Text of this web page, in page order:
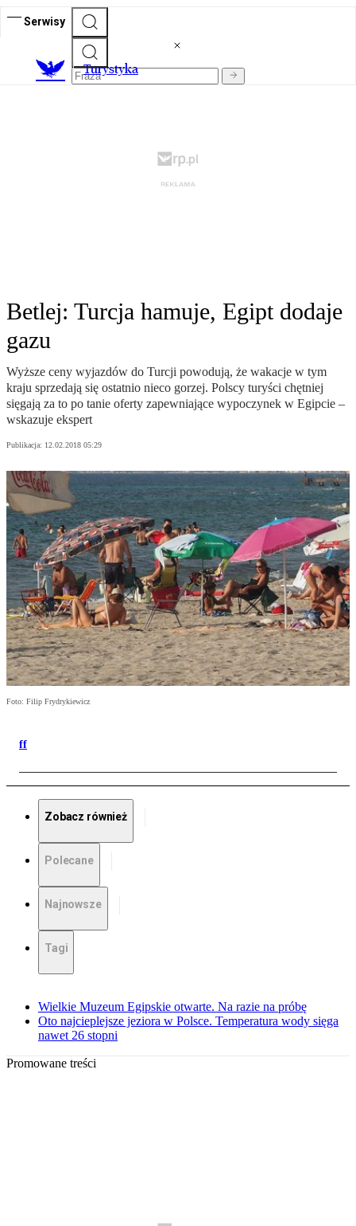
Serwisy
Turystyka
Betlej: Turcja hamuje, Egipt dodaje
gazu
Wyższe ceny wyjazdów do Turcji powodują, że wakacje w tym
kraju sprzedają się ostatnio nieco gorzej. Polscy turyści chętniej
sięgają za to po tanie oferty zapewniające wypoczynek w Egipcie –
wskazuje ekspert
Publikacja: 12.02.2018 05:29
Foto: Filip Frydrykiewicz
ff
Zobacz również
Polecane
Najnowsze
Tagi
Wielkie Muzeum Egipskie otwarte. Na razie na próbę
Oto najcieplejsze jeziora w Polsce. Temperatura wody sięga
nawet 26 stopni
Promowane treści